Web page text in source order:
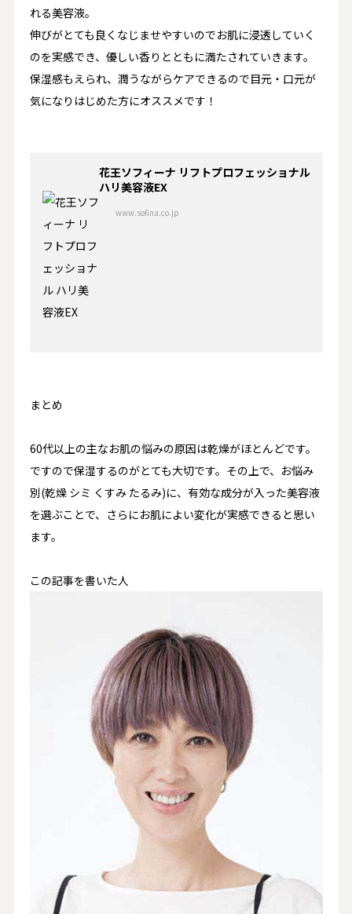
れる美容液。
伸びがとても良くなじませやすいのでお肌に浸透していく
のを実感でき、優しい香りとともに満たされていきます。
保湿感もえられ、潤うながらケアできるので目元・口元が
気になりはじめた方にオススメです！
花王ソフィーナ リフトプロフェッショナル
ハリ美容液EX
www.sofina.co.jp
まとめ
60代以上の主なお肌の悩みの原因は乾燥がほとんどです。
ですので保湿するのがとても大切です。その上で、お悩み
別(乾燥 シミ くすみ たるみ)に、有効な成分が入った美容液
を選ぶことで、さらにお肌によい変化が実感できると思い
ます。
この記事を書いた人